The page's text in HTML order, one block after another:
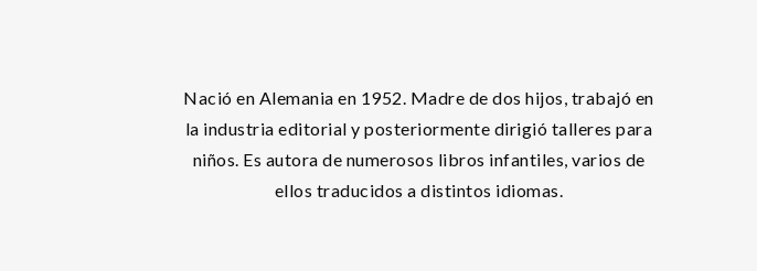
Nació en Alemania en 1952. Madre de dos hijos, trabajó en
la industria editorial y posteriormente dirigió talleres para
niños. Es autora de numerosos libros infantiles, varios de
ellos traducidos a distintos idiomas.